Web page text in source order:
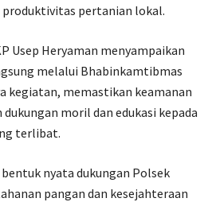
pertanian lokal.
Usep Heryaman menyampaikan
melalui Bhabinkamtibmas
kegiatan, memastikan keamanan
moril dan edukasi kepada
terlibat.
nyata dukungan Polsek
pangan dan kesejahteraan